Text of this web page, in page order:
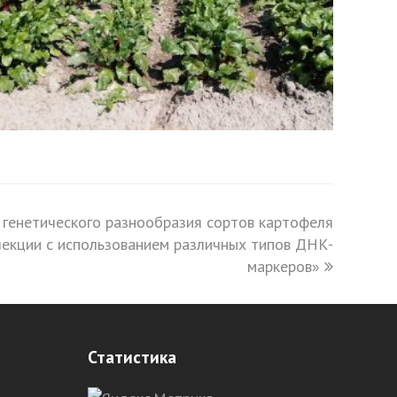
разнообразия сортов картофеля
с использованием различных типов ДНК-
маркеров»
Статистика